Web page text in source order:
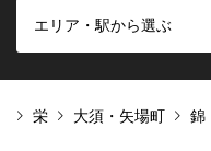
エリア・駅から選ぶ
栄 大須・矢場町 錦